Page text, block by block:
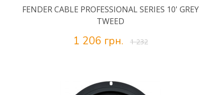
FENDER CABLE PROFESSIONAL SERIES 10' GREY
TWEED
1 206 грн. 1 232